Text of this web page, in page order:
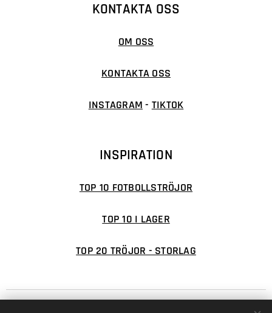
KONTAKTA OSS
OM OSS
KONTAKTA OSS
INSTAGRAM - TIKTOK
INSPIRATION
TOP 10 FOTBOLLSTRÖJOR
TOP 10 I LAGER
TOP 20 TRÖJOR - STORLAG